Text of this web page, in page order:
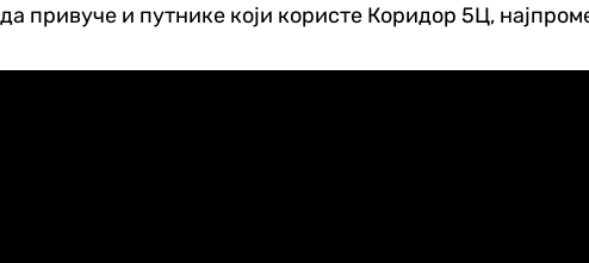
привуче и путнике који користе Коридор 5Ц,